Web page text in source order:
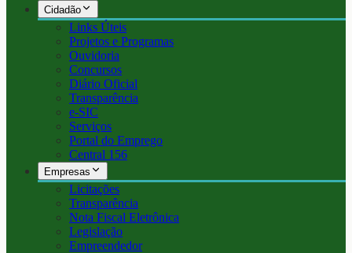
Cidadão
Links Úteis
Projetos e Programas
Ouvidoria
Concursos
Diário Oficial
Transparência
e-SIC
Serviços
Portal do Emprego
Central 156
Empresas
Licitações
Transparência
Nota Fiscal Eletrônica
Legislação
Empreendedor